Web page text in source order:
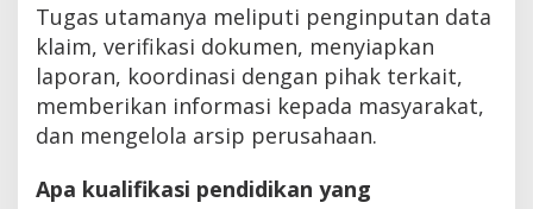
Tugas utamanya meliputi penginputan data
klaim, verifikasi dokumen, menyiapkan
laporan, koordinasi dengan pihak terkait,
memberikan informasi kepada masyarakat,
dan mengelola arsip perusahaan.
Apa kualifikasi pendidikan yang